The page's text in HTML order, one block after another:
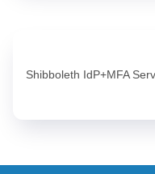
Shibboleth IdP+MFA